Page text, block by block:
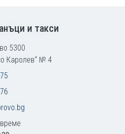
и такси
5300
Каролев“ № 4